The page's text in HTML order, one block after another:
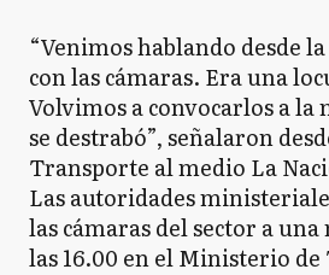
“Venimos hablando desde
con las cámaras. Era una
Volvimos a convocarlos a la
se destrabó”, señalaron
Transporte al medio La
Las autoridades
las cámaras del sector a
las 16.00 en el Ministerio